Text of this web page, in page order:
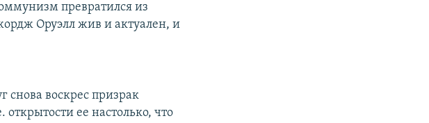
превратился из
Оруэлл жив и актуален, и
снова воскрес призрак
ее настолько, что